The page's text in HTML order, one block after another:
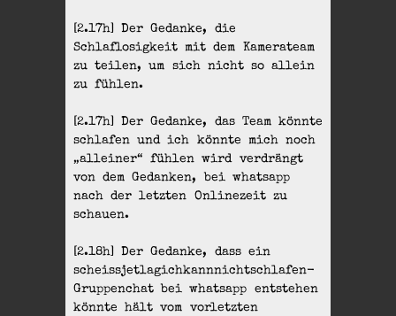
[2.17h] Der Gedanke, die
Schlaflosigkeit mit dem Kamerateam
zu teilen, um sich nicht so allein
zu fühlen.
[2.17h] Der Gedanke, das Team könnte
schlafen und ich könnte mich noch
„alleiner“ fühlen wird verdrängt
von dem Gedanken, bei whatsapp
nach der letzten Onlinezeit zu
schauen.
[2.18h] Der Gedanke, dass ein
scheissjetlagichkannnichtschlafen-
Gruppenchat bei whatsapp entstehen
könnte hält vom vorletzten